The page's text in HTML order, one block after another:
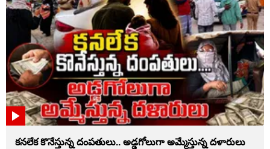
కనలేక కొనేస్తున్న దంపతులు.. అడ్డగోలుగా అమ్మేస్తున్న దళారులు